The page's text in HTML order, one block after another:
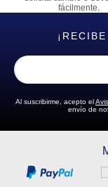
fácilmente.
Al suscribirme, acepto el
envío de